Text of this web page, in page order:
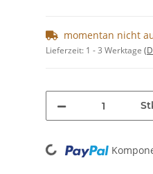
momentan nicht
Lieferzeit: 1 - 3 Werktage
Loading...